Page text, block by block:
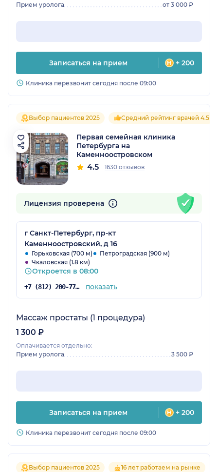
Прием уролога
от 3 000 ₽
Записаться на прием + 200
Клиника перезвонит сегодня после 09:00
Выбор пациентов 2025 Средний рейтинг врачей 4.5
Первая семейная клиника
Петербурга на
Каменноостровском
4.5 1630 отзывов
Лицензия проверена
г Санкт-Петербург, пр-кт
Каменноостровский, д 16
Горьковская (700 м)
Петроградская (900 м)
Чкаловская (1.8 км)
Откроется в 08:00
+7 (812) 200-77-54 показать
Массаж простаты (1 процедура)
1 300 ₽
Оплачивается отдельно:
Прием уролога
3 500 ₽
Записаться на прием + 200
Клиника перезвонит сегодня после 09:00
Выбор пациентов 2025 16 лет работаем на рынке